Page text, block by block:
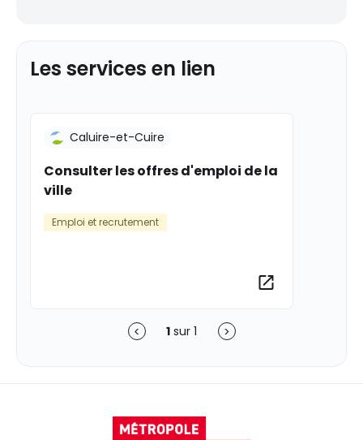
Les services en lien
Consulter les offres d'emploi de la
ville
Caluire-et-Cuire
Emploi et recrutement
Précédent
1 sur 1 Suivant